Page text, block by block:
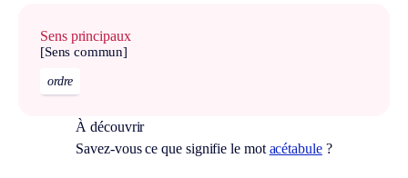
Sens principaux
[Sens commun]
ordre
À découvrir
Savez-vous ce que signifie le mot acétabule?